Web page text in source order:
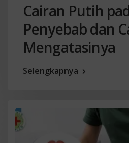
Cairan Putih
Penyebab dan
Mengatasinya
Selengkapnya